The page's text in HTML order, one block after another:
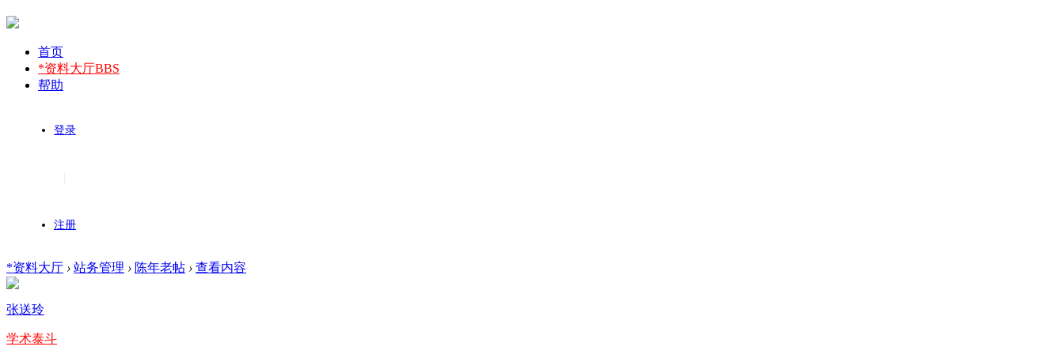
首页
*资料大厅BBS
帮助
登录
注册
*资料大厅 › 站务管理 › 陈年老帖 › 查看内容
张送玲
学术泰斗